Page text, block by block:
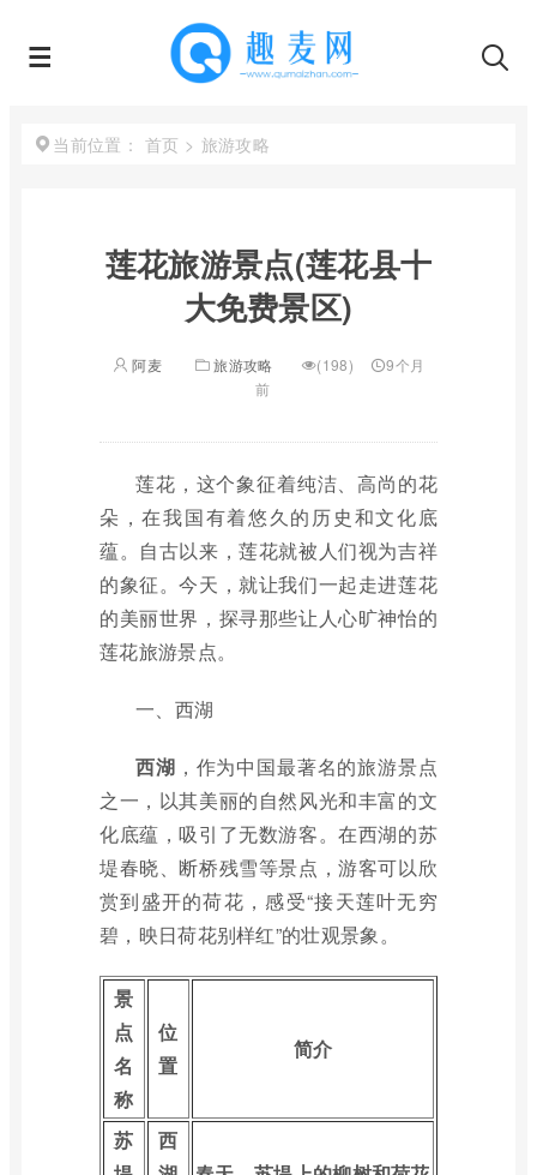
当前位置： 首页 > 旅游攻略
莲花旅游景点(莲花县十
大免费景区)
阿麦 旅游攻略 (198)
9个月
前
莲花，这个象征着纯洁、高尚的花
朵，在我国有着悠久的历史和文化底
蕴。自古以来，莲花就被人们视为吉祥
的象征。今天，就让我们一起走进莲花
的美丽世界，探寻那些让人心旷神怡的
莲花旅游景点。
一、西湖
西湖 ，作为中国最著名的旅游景点
之一，以其美丽的自然风光和丰富的文
化底蕴，吸引了无数游客。在西湖的苏
堤春晓、断桥残雪等景点，游客可以欣
赏到盛开的荷花，感受“接天莲叶无穷
碧，映日荷花别样红”的壮观景象。
景
点
名
称
位
置
简介
苏
西